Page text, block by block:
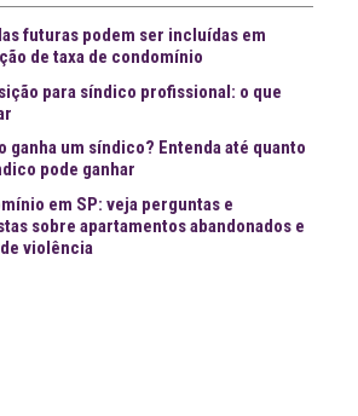
futuras podem ser incluídas em
de taxa de condomínio
para síndico profissional: o que
ganha um síndico? Entenda até quanto
pode ganhar
em SP: veja perguntas e
sobre apartamentos abandonados e
violência